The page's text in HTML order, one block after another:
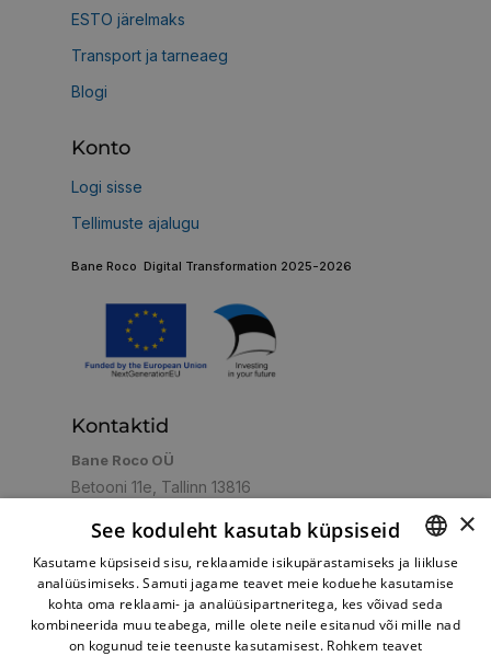
ESTO järelmaks
Transport ja tarneaeg
Blogi
Konto
Logi sisse
Tellimuste ajalugu
Bane Roco Digital Transformation 2025-2026
Kontaktid
Bane Roco OÜ
Betooni 11e, Tallinn 13816
Helista: +372 5059263,+372 6007764,+372
6007763,+372 5072304
shop@turbo.ee
ESTONIAN
RUSSIAN
×
See koduleht kasutab küpsiseid
Kasutame küpsiseid sisu, reklaamide isikupärastamiseks ja liikluse
analüüsimiseks. Samuti jagame teavet meie koduehe kasutamise
kohta oma reklaami- ja analüüsipartneritega, kes võivad seda
kombineerida muu teabega, mille olete neile esitanud või mille nad
on kogunud teie teenuste kasutamisest. Rohkem teavet